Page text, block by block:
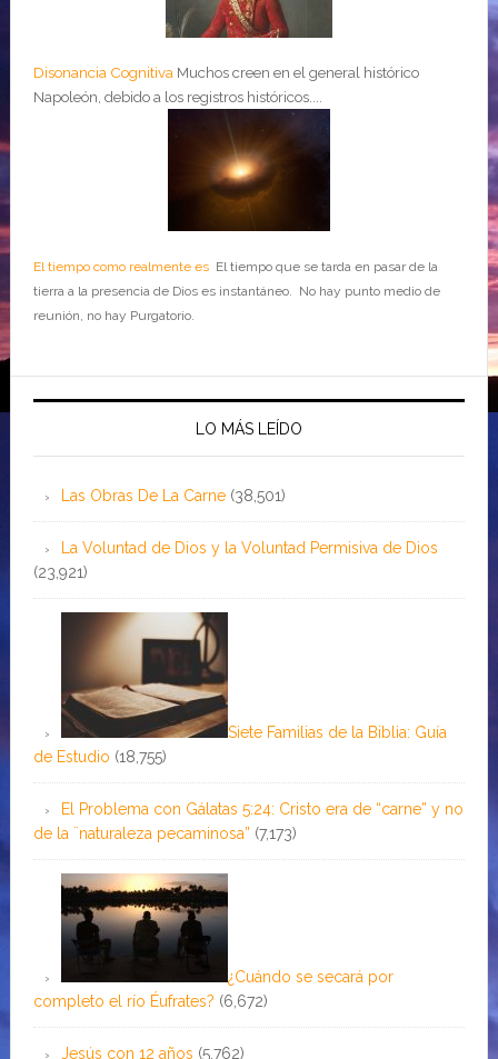
Disonancia Cognitiva Muchos creen en el general histórico
Napoleón, debido a los registros históricos....
El tiempo como realmente esEl tiempo que se tarda en pasar de la
tierra a la presencia de Dios es instantáneo. No hay punto medio de
reunión, no hay Purgatorio.
LO MÁS LEÍDO
Las Obras De La Carne (38,501)
La Voluntad de Dios y la Voluntad Permisiva de Dios
(23,921)
Siete Familias de la Biblia: Guía
de Estudio (18,755)
El Problema con Gálatas 5:24: Cristo era de “carne” y no
de la ¨naturaleza pecaminosa” (7,173)
¿Cuándo se secará por
completo el río Éufrates? (6,672)
Jesús con 12 años (5,762)